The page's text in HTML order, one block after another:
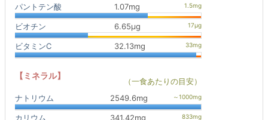
パントテン酸 1.07mg
ビオチン 6.65μg
ビタミンC 32.13mg
【ミネラル】
（一食あたりの目安）
ナトリウム
2549.6mg
カリウム 341.42mg